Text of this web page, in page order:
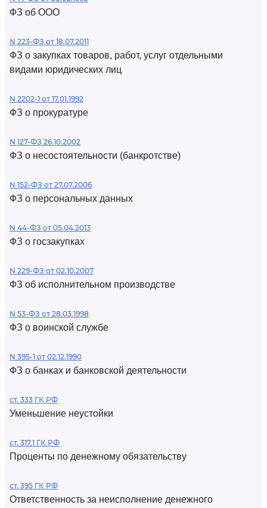
ФЗ об ООО
N 223-ФЗ от 18.07.2011
ФЗ о закупках товаров, работ, услуг отдельными
видами юридических лиц
N 2202-1 от 17.01.1992
ФЗ о прокуратуре
N 127-ФЗ 26.10.2002
ФЗ о несостоятельности (банкротстве)
N 152-ФЗ от 27.07.2006
ФЗ о персональных данных
N 44-ФЗ от 05.04.2013
ФЗ о госзакупках
N 229-ФЗ от 02.10.2007
ФЗ об исполнительном производстве
N 53-ФЗ от 28.03.1998
ФЗ о воинской службе
N 395-1 от 02.12.1990
ФЗ о банках и банковской деятельности
ст. 333 ГК РФ
Уменьшение неустойки
ст. 317.1 ГК РФ
Проценты по денежному обязательству
ст. 395 ГК РФ
Ответственность за неисполнение денежного